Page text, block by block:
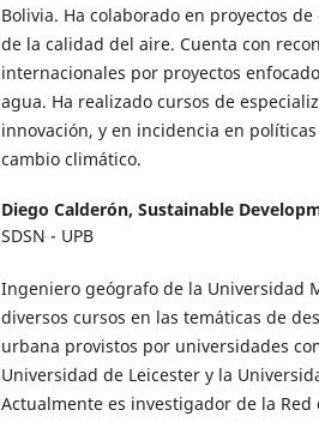
Bolivia. Ha colaborado en proyectos
de la calidad del aire. Cuenta con
internacionales por proyectos
agua. Ha realizado cursos de
innovación, y en incidencia en
cambio climático.
Diego Calderón, Sustainable
SDSN - UPB
Ingeniero geógrafo de la Universidad
diversos cursos en las temáticas de
urbana provistos por universidades
Universidad de Leicester y la
Actualmente es investigador de la